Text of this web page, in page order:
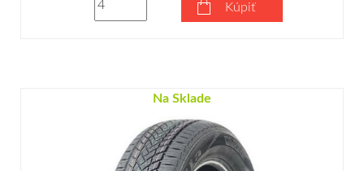
Kúpiť
Na Sklade